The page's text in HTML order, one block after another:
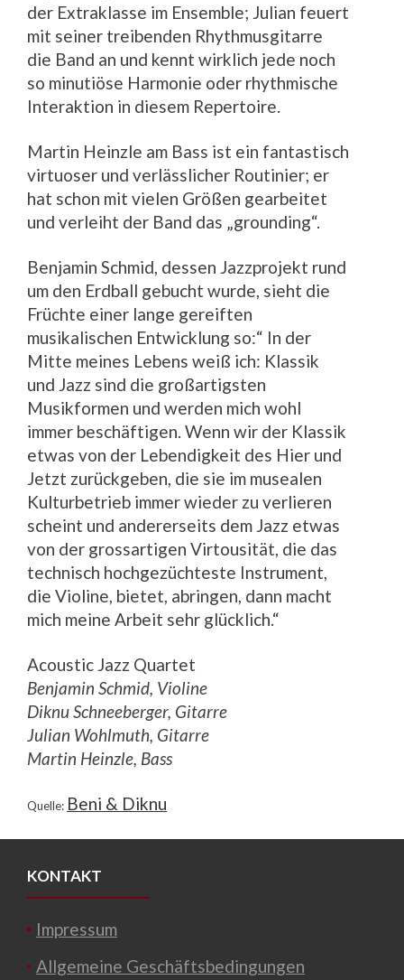
der Extraklasse im Ensemble; Julian feuert
mit seiner treibenden Rhythmusgitarre
die Band an und kennt wirklich jede noch
so minutiöse Harmonie oder rhythmische
Interaktion in diesem Repertoire.
Martin Heinzle am Bass ist ein fantastisch
virtuoser und verlässlicher Routinier; er
hat schon mit vielen Größen gearbeitet
und verleiht der Band das „grounding“.
Benjamin Schmid, dessen Jazzprojekt rund
um den Erdball gebucht wurde, sieht die
Früchte einer lange gereiften
musikalischen Entwicklung so:“ In der
Mitte meines Lebens weiß ich: Klassik
und Jazz sind die großartigsten
Musikformen und werden mich wohl
immer beschäftigen. Wenn wir der Klassik
etwas von der Lebendigkeit des Hier und
Jetzt zurückgeben, die sie im musealen
Kulturbetrieb immer wieder zu verlieren
scheint und andererseits dem Jazz etwas
von der grossartigen Virtousität, die das
technisch hochgezüchteste Instrument,
die Violine, bietet, abringen, dann macht
mich meine Arbeit sehr glücklich.“
Acoustic Jazz Quartet
Benjamin Schmid, Violine
Diknu Schneeberger, Gitarre
Julian Wohlmuth, Gitarre
Martin Heinzle, Bass
Quelle: Beni & Diknu
KONTAKT
Impressum
Allgemeine Geschäftsbedingungen